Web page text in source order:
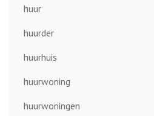
huur
huurder
huurhuis
huurwoning
huurwoningen